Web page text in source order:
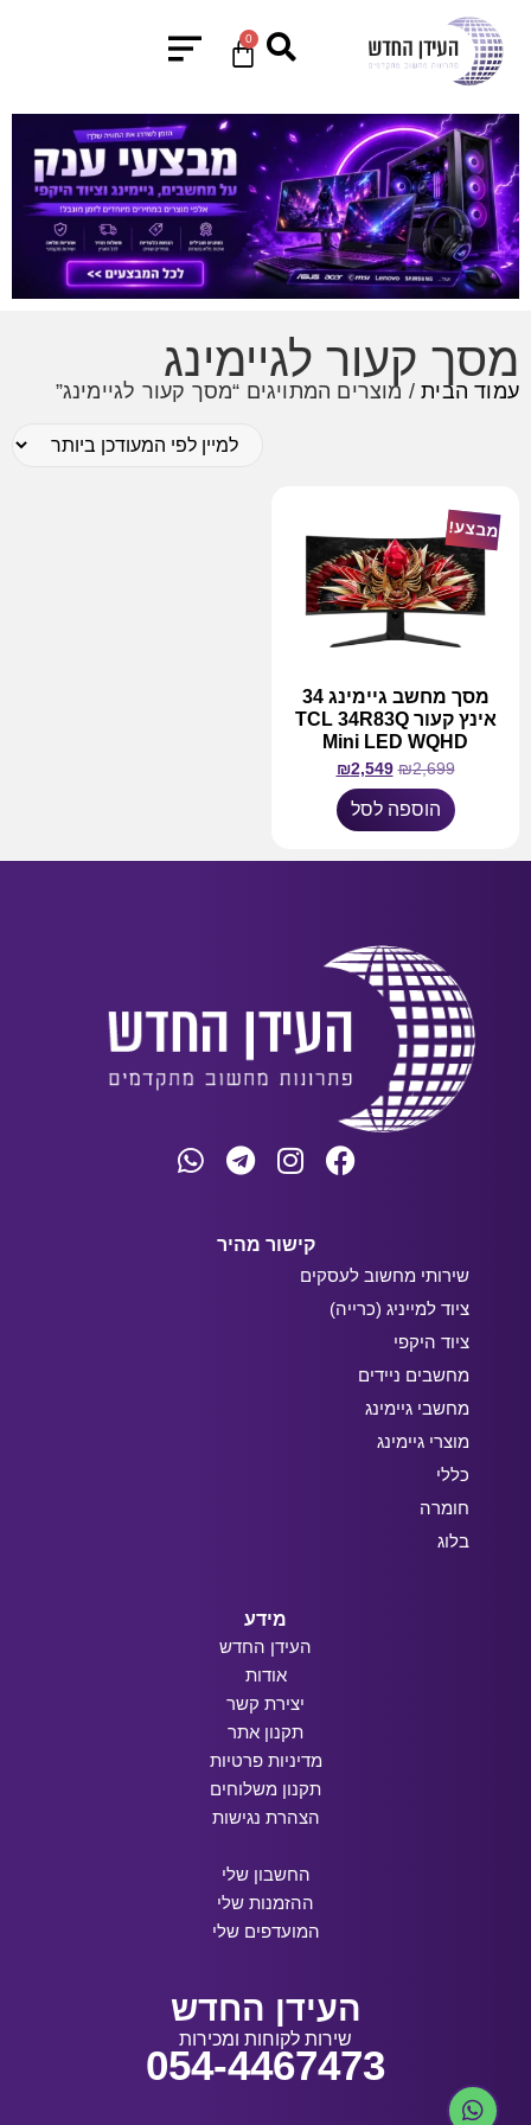
0
מסך קעור לגיימינג
עמוד הבית/ מוצרים המתויגים “מסך קעור לגיימינג”
מבצע!
מסך מחשב גיימינג 34
אינץ קעור TCL 34R83Q
Mini LED WQHD
₪2,699
₪2,549
הוספה לסל
קישור מהיר
שירותי מחשוב לעסקים
ציוד למייניג (כרייה)
ציוד היקפי
מחשבים ניידים
מחשבי גיימינג
מוצרי גיימינג
כללי
חומרה
בלוג
מידע
העידן החדש
אודות
יצירת קשר
תקנון אתר
מדיניות פרטיות
תקנון משלוחים
הצהרת נגישות
החשבון שלי
ההזמנות שלי
המועדפים שלי
העידן החדש
שירות לקוחות ומכירות
054-4467473